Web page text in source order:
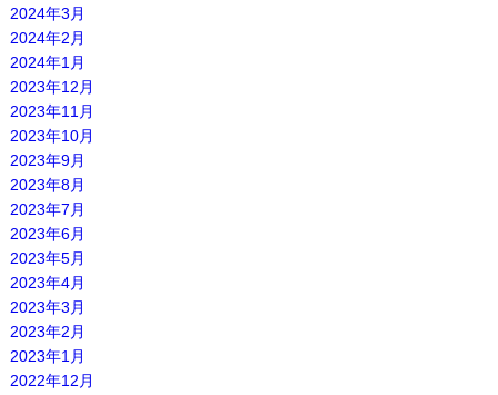
2024年3月
2024年2月
2024年1月
2023年12月
2023年11月
2023年10月
2023年9月
2023年8月
2023年7月
2023年6月
2023年5月
2023年4月
2023年3月
2023年2月
2023年1月
2022年12月